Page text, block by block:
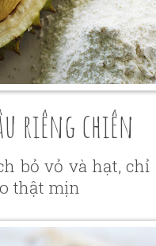
riêng chiên
bỏ vỏ và hạt,
thật mịn